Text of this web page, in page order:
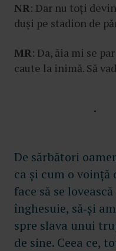
NR: Dar nu toți
duși pe stadion de
MR: Da, ăia mi se
caute la inimă. Să
De sărbători
ca și cum o
face să se
înghesuie, să‑și
spre slava unui
de sine. Ceea ce,